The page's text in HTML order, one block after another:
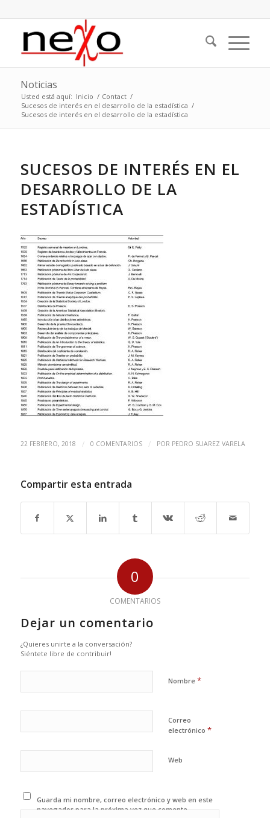
Noticias
Usted está aquí: Inicio / Contact /
Sucesos de interés en el desarrollo de la estadística /
Sucesos de interés en el desarrollo de la estadística
SUCESOS DE INTERÉS EN EL
DESARROLLO DE LA
ESTADÍSTICA
22 FEBRERO, 2018 / 0 COMENTARIOS / POR PEDRO SUAREZ VARELA
Compartir esta entrada
0
COMENTARIOS
Dejar un comentario
¿Quieres unirte a la conversación?
Siéntete libre de contribuir!
Nombre *
Correo
electrónico *
Web
Guarda mi nombre, correo electrónico y web en este
navegador para la próxima vez que comente.